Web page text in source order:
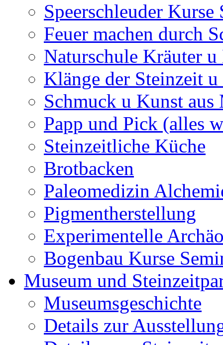
Speerschleuder Kurse
Feuer machen durch
Naturschule Kräuter
Klänge der Steinzeit u
Schmuck u Kunst
Papp und Pick (alles
Steinzeitliche Küche
Brotbacken
Paleomedizin
Pigmentherstellung
Experimentelle
Bogenbau Kurse
Museum und
Museumsgeschichte
Details zur